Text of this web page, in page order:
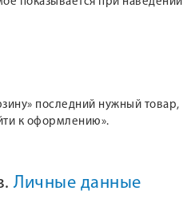
последний нужный товар,
к оформлению».
Личные данные